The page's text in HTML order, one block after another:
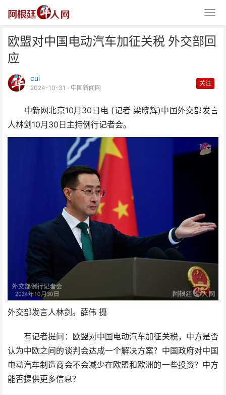
欧盟对中国电动汽车加征关税 外交部回
应
cui
2024-10-31 · 中国新闻网
关注
中新网北京10月30日电 (记者 梁晓辉)中国外交部发言
人林剑10月30日主持例行记者会。
外交部发言人林剑。薛伟 摄
有记者提问：欧盟对中国电动汽车加征关税，中方是否
认为中欧之间的谈判会达成一个解决方案？中国政府对中国
电动汽车制造商会不会减少在欧盟和欧洲的一些投资？中方
能否提供更多信息？
欧盟对中国电动汽车加征关税 外